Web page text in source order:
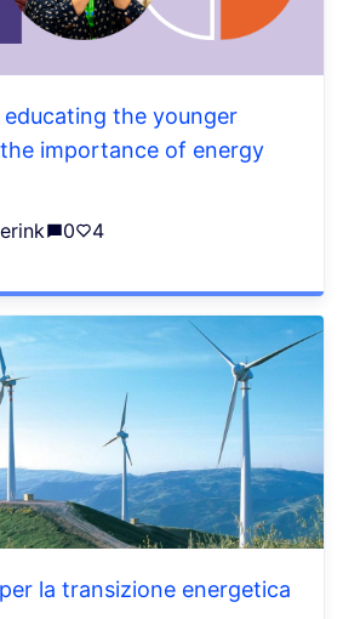
the younger
importance of energy
0 4
la transizione energetica